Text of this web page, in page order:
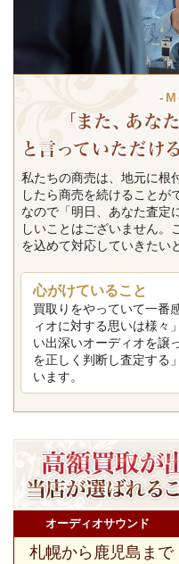
-
私たちの商売は、地元に根
したら商売を続けることが
なので「明日、あなた査定
しいことはございません。
を込めて対応していきたい
心がけていること
買取りをやっていて一番
ィオに対する思いは様々
い出深いオーディオを譲
を正しく判断し査定する
います。
オーディオサウンド
札幌から鹿児島まで